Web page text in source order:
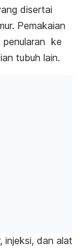
disertai
Pemakaian
penularan ke
tubuh lain.
injeksi, dan alat